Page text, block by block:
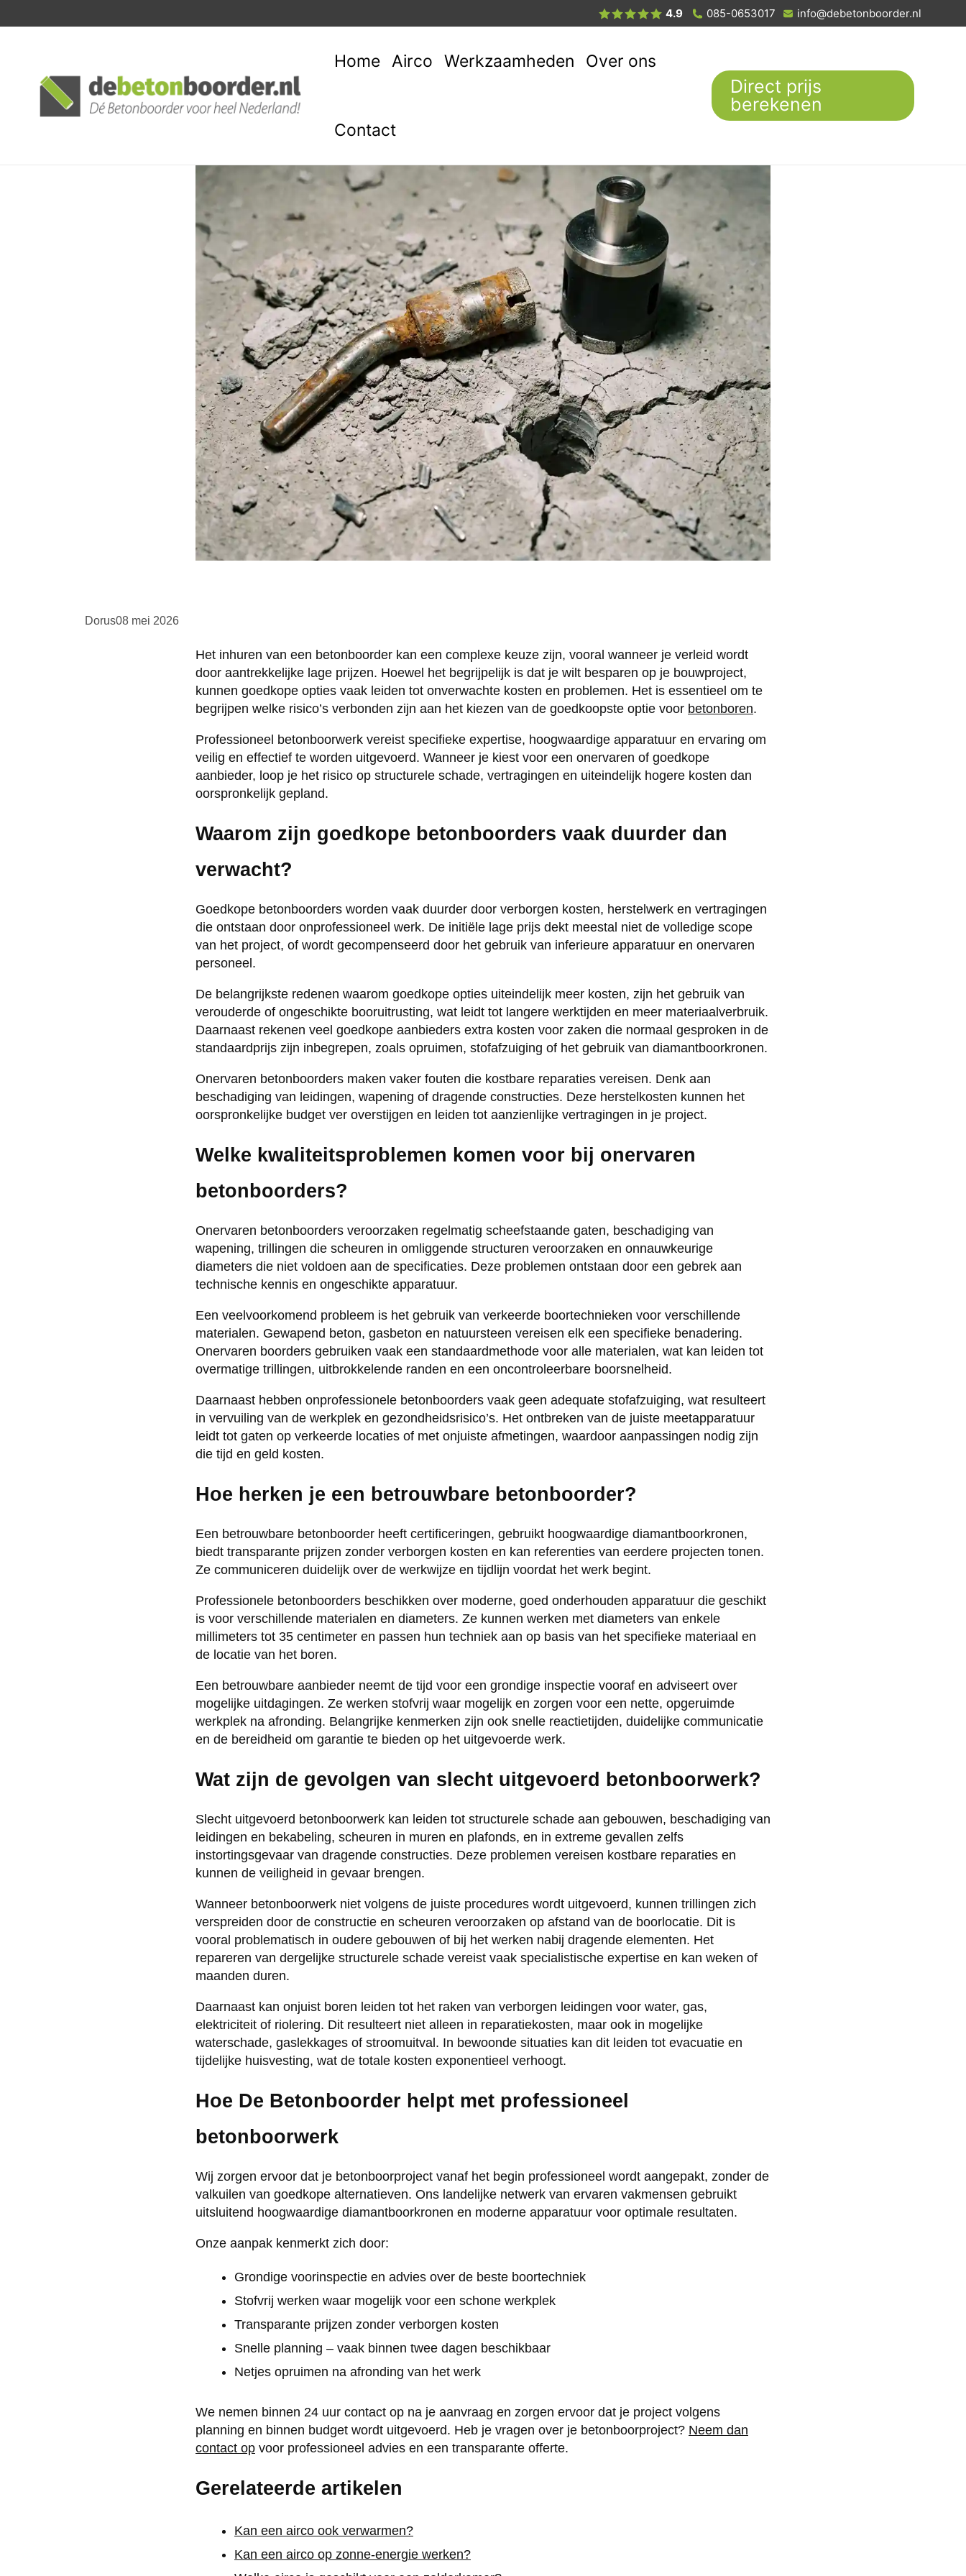
4.9 085-0653017 info@debetonboorder.nl
Home Airco Werkzaamheden Over ons
Contact
Direct prijs
berekenen
by:
Dorus08 mei 2026
Het inhuren van een betonboorder kan een complexe keuze zijn, vooral wanneer je verleid wordt
door aantrekkelijke lage prijzen. Hoewel het begrijpelijk is dat je wilt besparen op je bouwproject,
kunnen goedkope opties vaak leiden tot onverwachte kosten en problemen. Het is essentieel om te
begrijpen welke risico’s verbonden zijn aan het kiezen van de goedkoopste optie voor betonboren.
Professioneel betonboorwerk vereist specifieke expertise, hoogwaardige apparatuur en ervaring om
veilig en effectief te worden uitgevoerd. Wanneer je kiest voor een onervaren of goedkope
aanbieder, loop je het risico op structurele schade, vertragingen en uiteindelijk hogere kosten dan
oorspronkelijk gepland.
Waarom zijn goedkope betonboorders vaak duurder dan
verwacht?
Goedkope betonboorders worden vaak duurder door verborgen kosten, herstelwerk en vertragingen
die ontstaan door onprofessioneel werk. De initiële lage prijs dekt meestal niet de volledige scope
van het project, of wordt gecompenseerd door het gebruik van inferieure apparatuur en onervaren
personeel.
De belangrijkste redenen waarom goedkope opties uiteindelijk meer kosten, zijn het gebruik van
verouderde of ongeschikte booruitrusting, wat leidt tot langere werktijden en meer materiaalverbruik.
Daarnaast rekenen veel goedkope aanbieders extra kosten voor zaken die normaal gesproken in de
standaardprijs zijn inbegrepen, zoals opruimen, stofafzuiging of het gebruik van diamantboorkronen.
Onervaren betonboorders maken vaker fouten die kostbare reparaties vereisen. Denk aan
beschadiging van leidingen, wapening of dragende constructies. Deze herstelkosten kunnen het
oorspronkelijke budget ver overstijgen en leiden tot aanzienlijke vertragingen in je project.
Welke kwaliteitsproblemen komen voor bij onervaren
betonboorders?
Onervaren betonboorders veroorzaken regelmatig scheefstaande gaten, beschadiging van
wapening, trillingen die scheuren in omliggende structuren veroorzaken en onnauwkeurige
diameters die niet voldoen aan de specificaties. Deze problemen ontstaan door een gebrek aan
technische kennis en ongeschikte apparatuur.
Een veelvoorkomend probleem is het gebruik van verkeerde boortechnieken voor verschillende
materialen. Gewapend beton, gasbeton en natuursteen vereisen elk een specifieke benadering.
Onervaren boorders gebruiken vaak een standaardmethode voor alle materialen, wat kan leiden tot
overmatige trillingen, uitbrokkelende randen en een oncontroleerbare boorsnelheid.
Daarnaast hebben onprofessionele betonboorders vaak geen adequate stofafzuiging, wat resulteert
in vervuiling van de werkplek en gezondheidsrisico’s. Het ontbreken van de juiste meetapparatuur
leidt tot gaten op verkeerde locaties of met onjuiste afmetingen, waardoor aanpassingen nodig zijn
die tijd en geld kosten.
Hoe herken je een betrouwbare betonboorder?
Een betrouwbare betonboorder heeft certificeringen, gebruikt hoogwaardige diamantboorkronen,
biedt transparante prijzen zonder verborgen kosten en kan referenties van eerdere projecten tonen.
Ze communiceren duidelijk over de werkwijze en tijdlijn voordat het werk begint.
Professionele betonboorders beschikken over moderne, goed onderhouden apparatuur die geschikt
is voor verschillende materialen en diameters. Ze kunnen werken met diameters van enkele
millimeters tot 35 centimeter en passen hun techniek aan op basis van het specifieke materiaal en
de locatie van het boren.
Een betrouwbare aanbieder neemt de tijd voor een grondige inspectie vooraf en adviseert over
mogelijke uitdagingen. Ze werken stofvrij waar mogelijk en zorgen voor een nette, opgeruimde
werkplek na afronding. Belangrijke kenmerken zijn ook snelle reactietijden, duidelijke communicatie
en de bereidheid om garantie te bieden op het uitgevoerde werk.
Wat zijn de gevolgen van slecht uitgevoerd betonboorwerk?
Slecht uitgevoerd betonboorwerk kan leiden tot structurele schade aan gebouwen, beschadiging van
leidingen en bekabeling, scheuren in muren en plafonds, en in extreme gevallen zelfs
instortingsgevaar van dragende constructies. Deze problemen vereisen kostbare reparaties en
kunnen de veiligheid in gevaar brengen.
Wanneer betonboorwerk niet volgens de juiste procedures wordt uitgevoerd, kunnen trillingen zich
verspreiden door de constructie en scheuren veroorzaken op afstand van de boorlocatie. Dit is
vooral problematisch in oudere gebouwen of bij het werken nabij dragende elementen. Het
repareren van dergelijke structurele schade vereist vaak specialistische expertise en kan weken of
maanden duren.
Daarnaast kan onjuist boren leiden tot het raken van verborgen leidingen voor water, gas,
elektriciteit of riolering. Dit resulteert niet alleen in reparatiekosten, maar ook in mogelijke
waterschade, gaslekkages of stroomuitval. In bewoonde situaties kan dit leiden tot evacuatie en
tijdelijke huisvesting, wat de totale kosten exponentieel verhoogt.
Hoe De Betonboorder helpt met professioneel
betonboorwerk
Wij zorgen ervoor dat je betonboorproject vanaf het begin professioneel wordt aangepakt, zonder de
valkuilen van goedkope alternatieven. Ons landelijke netwerk van ervaren vakmensen gebruikt
uitsluitend hoogwaardige diamantboorkronen en moderne apparatuur voor optimale resultaten.
Onze aanpak kenmerkt zich door:
Grondige voorinspectie en advies over de beste boortechniek
Stofvrij werken waar mogelijk voor een schone werkplek
Transparante prijzen zonder verborgen kosten
Snelle planning – vaak binnen twee dagen beschikbaar
Netjes opruimen na afronding van het werk
We nemen binnen 24 uur contact op na je aanvraag en zorgen ervoor dat je project volgens
planning en binnen budget wordt uitgevoerd. Heb je vragen over je betonboorproject? Neem dan
contact op voor professioneel advies en een transparante offerte.
Gerelateerde artikelen
Kan een airco ook verwarmen?
Kan een airco op zonne-energie werken?